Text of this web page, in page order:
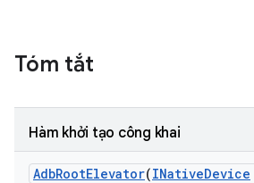
Tóm tắt
Hàm khởi tạo công khai
AdbRootElevator(INativeDevice